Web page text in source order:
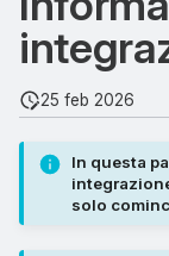
25 feb 2026
In questa
solo